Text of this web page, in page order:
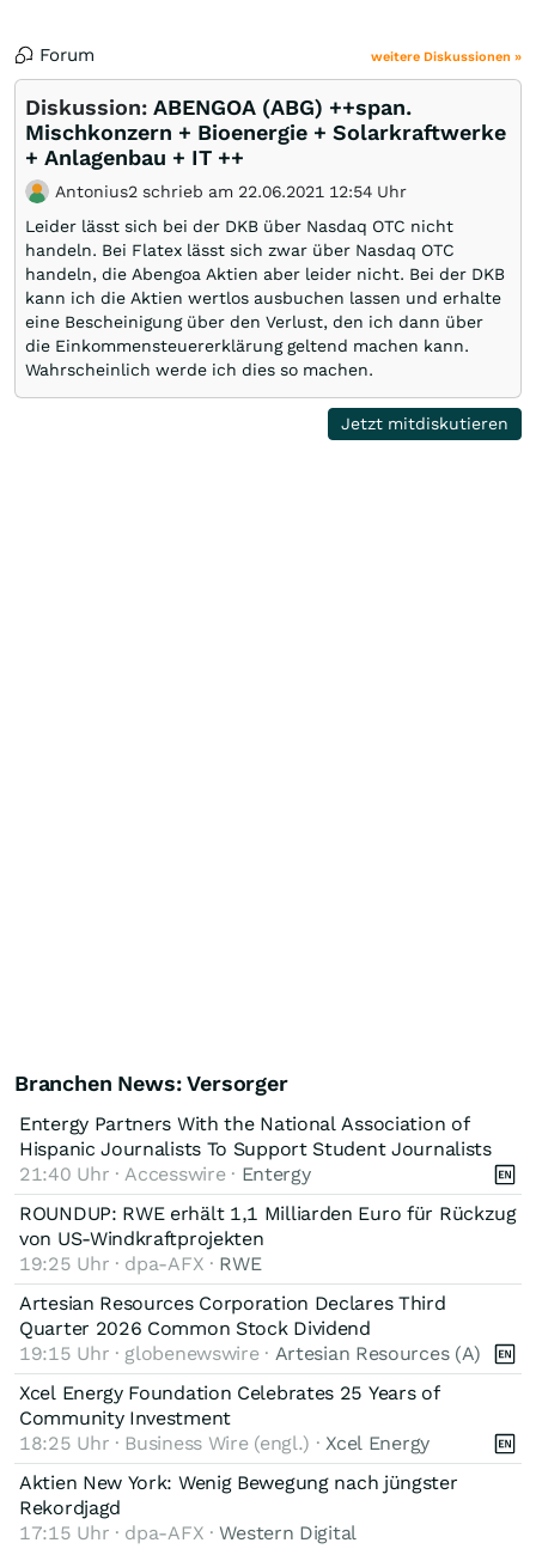
Forum weitere Diskussionen »
Diskussion: ABENGOA (ABG) ++span.
Mischkonzern + Bioenergie + Solarkraftwerke
+ Anlagenbau + IT ++
Antonius2 schrieb am 22.06.2021 12:54 Uhr
Leider lässt sich bei der DKB über Nasdaq OTC nicht
handeln. Bei Flatex lässt sich zwar über Nasdaq OTC
handeln, die Abengoa Aktien aber leider nicht. Bei der DKB
kann ich die Aktien wertlos ausbuchen lassen und erhalte
eine Bescheinigung über den Verlust, den ich dann über
die Einkommensteuererklärung geltend machen kann.
Wahrscheinlich werde ich dies so machen.
Jetzt mitdiskutieren
Branchen News: Versorger
Entergy Partners With the National Association of
Hispanic Journalists To Support Student Journalists
21:40 Uhr · Accesswire · Entergy
ROUNDUP: RWE erhält 1,1 Milliarden Euro für Rückzug
von US-Windkraftprojekten
19:25 Uhr · dpa-AFX · RWE
Artesian Resources Corporation Declares Third
Quarter 2026 Common Stock Dividend
19:15 Uhr · globenewswire · Artesian Resources (A)
Xcel Energy Foundation Celebrates 25 Years of
Community Investment
18:25 Uhr · Business Wire (engl.) ·Xcel Energy
Aktien New York: Wenig Bewegung nach jüngster
Rekordjagd
17:15 Uhr · dpa-AFX ·Western Digital